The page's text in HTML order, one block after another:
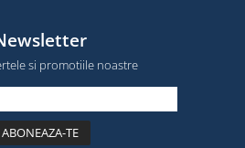
si promotiile noastre